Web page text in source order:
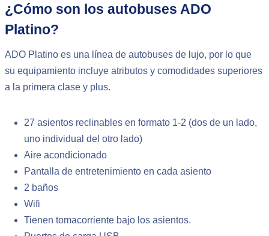
¿Cómo son los autobuses ADO
Platino?
ADO Platino es una línea de autobuses de lujo, por lo que
su equipamiento incluye atributos y comodidades superiores
a la primera clase y plus.
27 asientos reclinables en formato 1-2 (dos de un lado,
uno individual del otro lado)
Aire acondicionado
Pantalla de entretenimiento en cada asiento
2 baños
Wifi
Tienen tomacorriente bajo los asientos.